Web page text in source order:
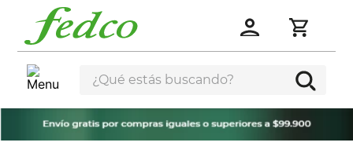
¿Qué estás buscando?